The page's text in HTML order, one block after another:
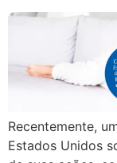
Recentemente,
Estados Unidos